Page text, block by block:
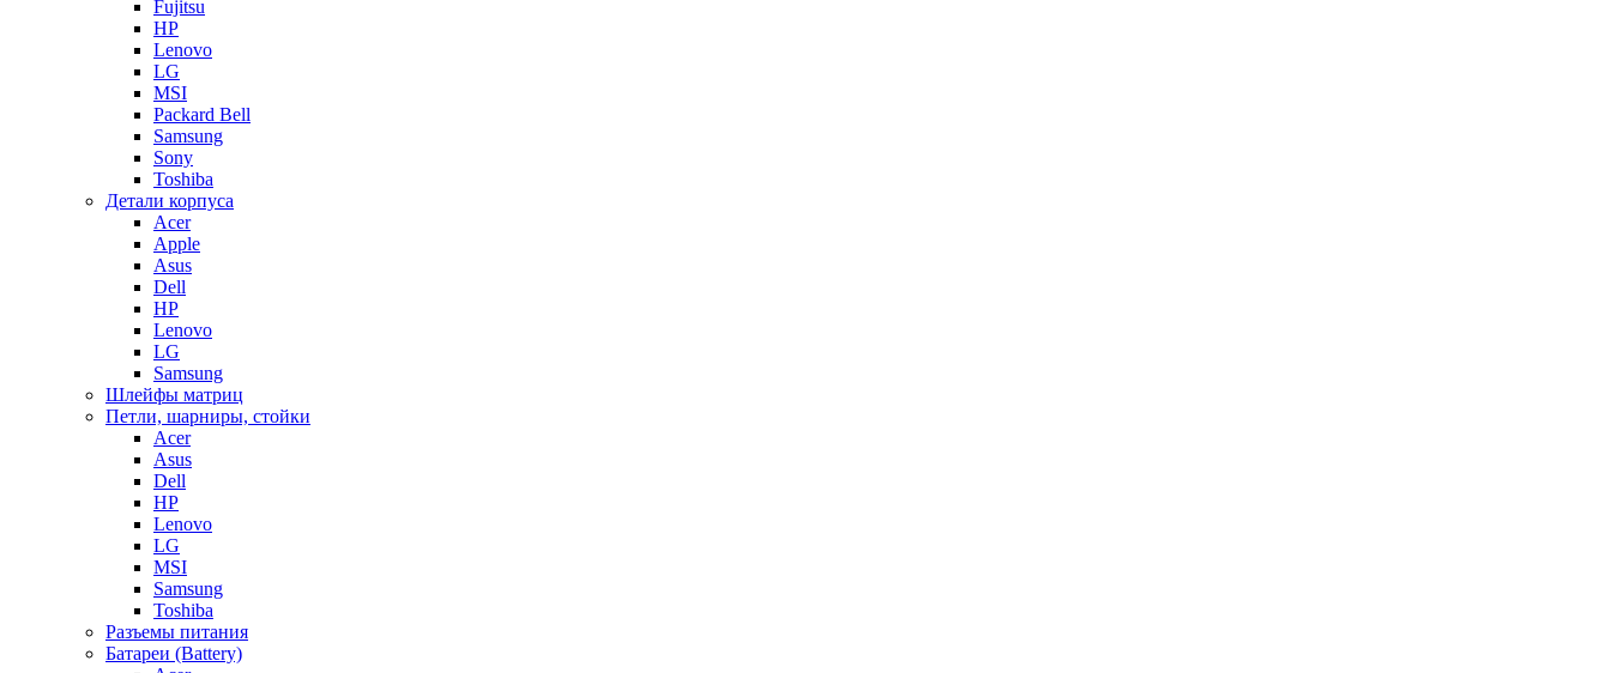
Fujitsu
HP
Lenovo
LG
MSI
Packard Bell
Samsung
Sony
Toshiba
Детали корпуса
Acer
Apple
Asus
Dell
HP
Lenovo
LG
Samsung
Шлейфы матриц
Петли, шарниры, стойки
Acer
Asus
Dell
HP
Lenovo
LG
MSI
Samsung
Toshiba
Разъемы питания
Батареи (Battery)